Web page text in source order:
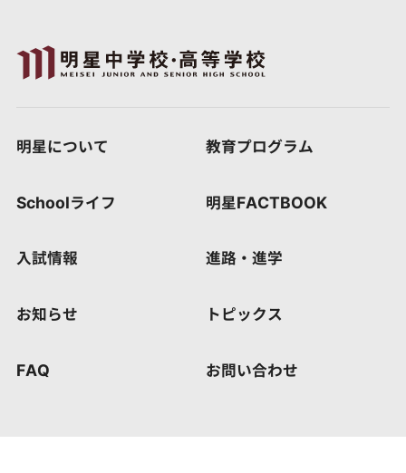
明星について 教育プログラム
Schoolライフ 明星FACTBOOK
入試情報 進路・進学
お知らせ トピックス
FAQ お問い合わせ